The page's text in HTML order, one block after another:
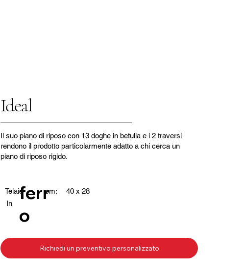
Ideal
Il suo piano di riposo con 13 doghe in betulla e i 2 traversi
rendono il prodotto particolarmente adatto a chi cerca un
piano di riposo rigido.
Telaio
In
ferr
o
cm: 40 x 28